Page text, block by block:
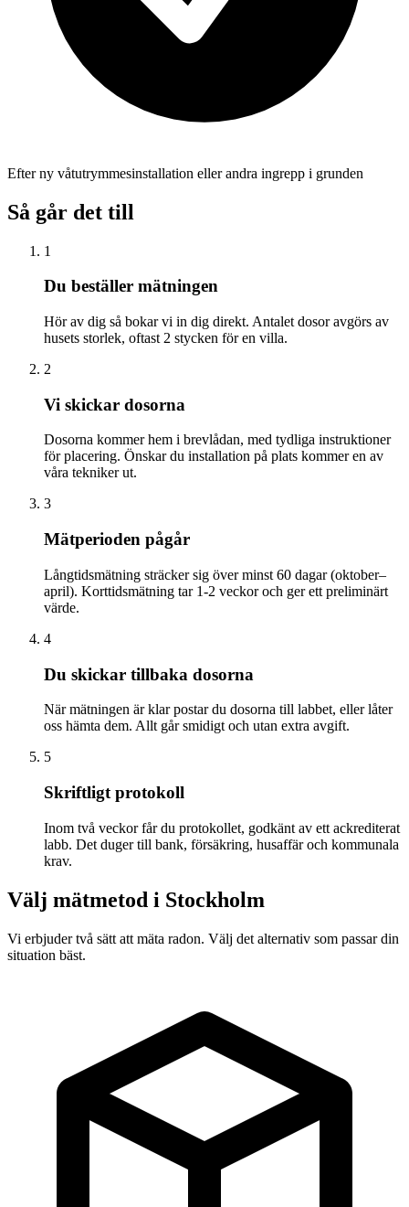
Efter ny våtutrymmesinstallation eller andra ingrepp i grunden
Så går det till
1
Du beställer mätningen
Hör av dig så bokar vi in dig direkt. Antalet dosor avgörs av
husets storlek, oftast 2 stycken för en villa.
2
Vi skickar dosorna
Dosorna kommer hem i brevlådan, med tydliga instruktioner
för placering. Önskar du installation på plats kommer en av
våra tekniker ut.
3
Mätperioden pågår
Långtidsmätning sträcker sig över minst 60 dagar (oktober–
april). Korttidsmätning tar 1-2 veckor och ger ett preliminärt
värde.
4
Du skickar tillbaka dosorna
När mätningen är klar postar du dosorna till labbet, eller låter
oss hämta dem. Allt går smidigt och utan extra avgift.
5
Skriftligt protokoll
Inom två veckor får du protokollet, godkänt av ett ackrediterat
labb. Det duger till bank, försäkring, husaffär och kommunala
krav.
Välj mätmetod i Stockholm
Vi erbjuder två sätt att mäta radon. Välj det alternativ som passar din
situation bäst.